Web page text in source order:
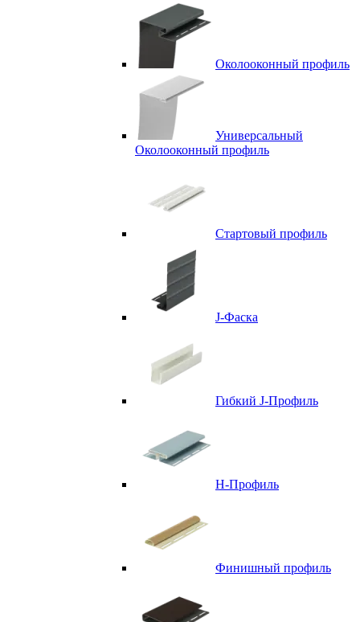
Околооконный профиль
Универсальный
Околооконный профиль
Стартовый профиль
J-Фаска
Гибкий J-Профиль
H-Профиль
Финишный профиль